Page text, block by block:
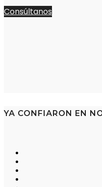
Consúltanos
YA CONFIARON EN